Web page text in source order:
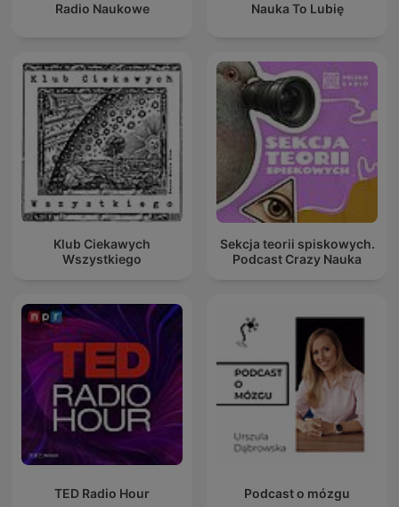
Radio Naukowe Nauka To Lubię
Klub Ciekawych
Wszystkiego
Sekcja teorii spiskowych.
Podcast Crazy Nauka
TED Radio Hour Podcast o mózgu